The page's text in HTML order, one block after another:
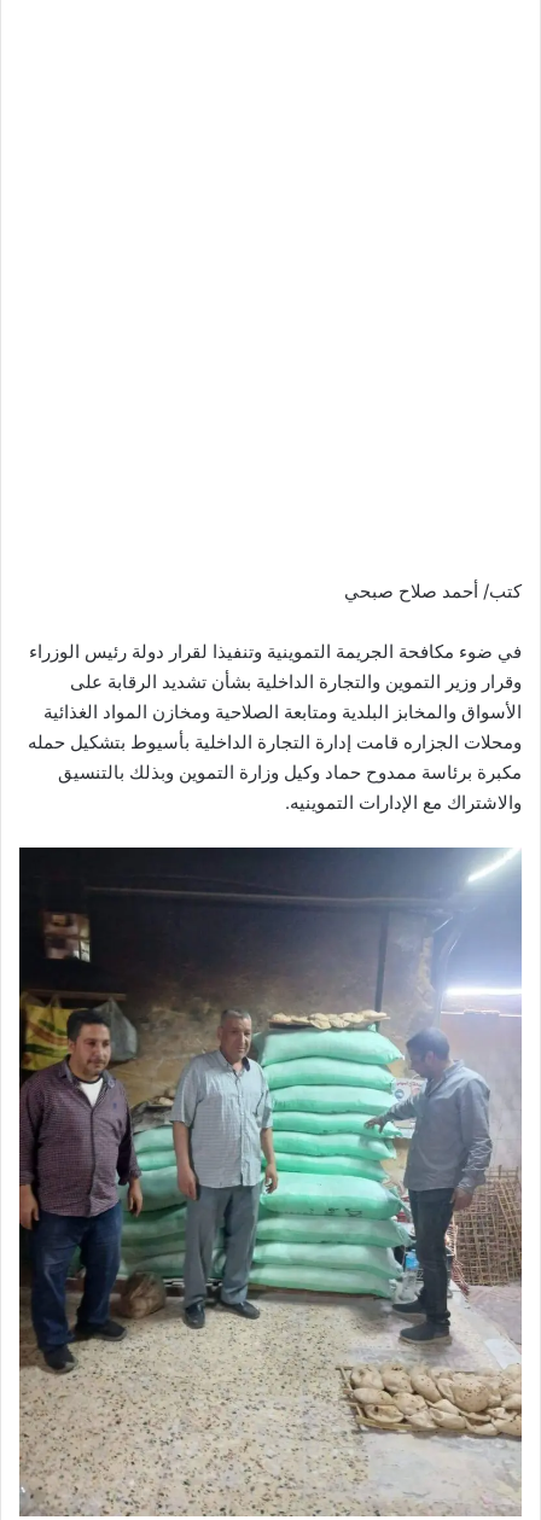
كتب/ أحمد صلاح صبحي
في ضوء مكافحة الجريمة التموينية وتنفيذا لقرار دولة رئيس الوزراء
وقرار وزير التموين والتجارة الداخلية بشأن تشديد الرقابة على
الأسواق والمخابز البلدية ومتابعة الصلاحية ومخازن المواد الغذائية
ومحلات الجزاره قامت إدارة التجارة الداخلية بأسيوط بتشكيل حمله
مكبرة برئاسة ممدوح حماد وكيل وزارة التموين وبذلك بالتنسيق
والاشتراك مع الإدارات التموينيه.